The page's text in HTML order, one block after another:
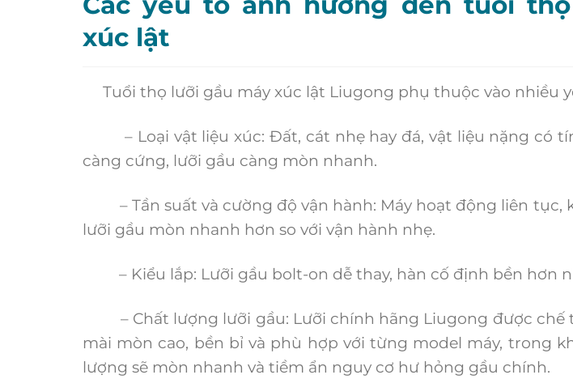
xúc lật
Tuổi thọ lưỡi gầu máy xúc lật Liugong phụ thuộc vào nhiều
– Loại vật liệu xúc: Đất, cát nhẹ hay đá, vật liệu nặng có
càng cứng, lưỡi gầu càng mòn nhanh.
– Tần suất và cường độ vận hành: Máy hoạt động liên tục,
lưỡi gầu mòn nhanh hơn so với vận hành nhẹ.
– Kiểu lắp: Lưỡi gầu bolt-on dễ thay, hàn cố định bền hơn
– Chất lượng lưỡi gầu: Lưỡi chính hãng Liugong được chế
mài mòn cao, bền bỉ và phù hợp với từng model máy, trong
lượng sẽ mòn nhanh và tiềm ẩn nguy cơ hư hỏng gầu chính.